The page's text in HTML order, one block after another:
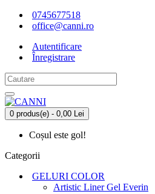
0745677518
office@canni.ro
Autentificare
Înregistrare
0 produs(e) - 0,00 Lei
Coșul este gol!
Categorii
GELURI COLOR
Artistic Liner Gel Everin